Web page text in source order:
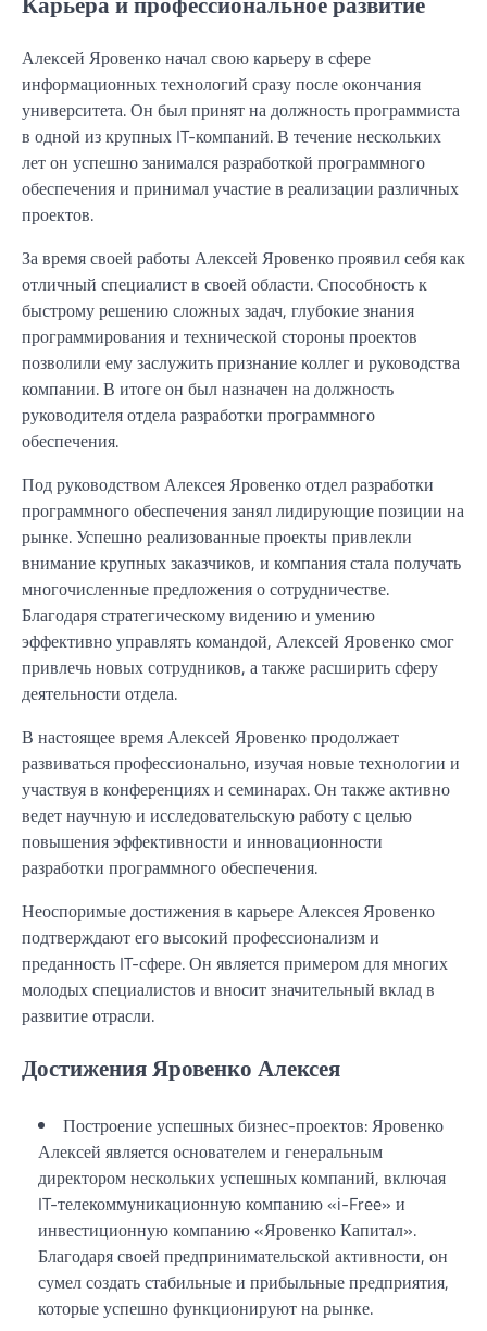
Алексей Яровенко начал свою карьеру в сфере
информационных технологий сразу после окончания
университета. Он был принят на должность программиста
в одной из крупных IT-компаний. В течение нескольких
лет он успешно занимался разработкой программного
обеспечения и принимал участие в реализации различных
проектов.
За время своей работы Алексей Яровенко проявил себя как
отличный специалист в своей области. Способность к
быстрому решению сложных задач, глубокие знания
программирования и технической стороны проектов
позволили ему заслужить признание коллег и руководства
компании. В итоге он был назначен на должность
руководителя отдела разработки программного
обеспечения.
Под руководством Алексея Яровенко отдел разработки
программного обеспечения занял лидирующие позиции на
рынке. Успешно реализованные проекты привлекли
внимание крупных заказчиков, и компания стала получать
многочисленные предложения о сотрудничестве.
Благодаря стратегическому видению и умению
эффективно управлять командой, Алексей Яровенко смог
привлечь новых сотрудников, а также расширить сферу
деятельности отдела.
В настоящее время Алексей Яровенко продолжает
развиваться профессионально, изучая новые технологии и
участвуя в конференциях и семинарах. Он также активно
ведет научную и исследовательскую работу с целью
повышения эффективности и инновационности
разработки программного обеспечения.
Неоспоримые достижения в карьере Алексея Яровенко
подтверждают его высокий профессионализм и
преданность IT-сфере. Он является примером для многих
молодых специалистов и вносит значительный вклад в
развитие отрасли.
Достижения Яровенко Алексея
Построение успешных бизнес-проектов: Яровенко
Алексей является основателем и генеральным
директором нескольких успешных компаний, включая
IT-телекоммуникационную компанию «i-Free» и
инвестиционную компанию «Яровенко Капитал».
Благодаря своей предпринимательской активности, он
сумел создать стабильные и прибыльные предприятия,
которые успешно функционируют на рынке.